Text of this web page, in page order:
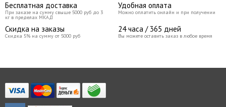
Бесплатная доставка
При заказе на сумму свыше 5000 руб до 3
кг в пределах МКАД
Удобная оплата
Можно оплатить онлайн и при получении
Скидка на заказы
Скидка 5% на сумму от 5000 руб
24 часа / 365 дней
Вы можете оставить заказ в любое время